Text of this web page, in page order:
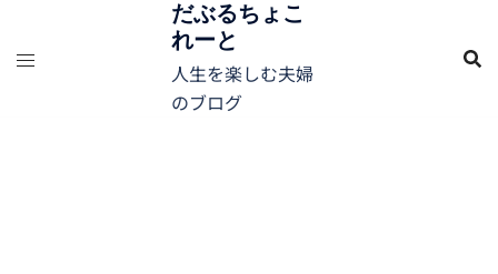
だぶるちょこ
れーと
人生を楽しむ夫婦
のブログ